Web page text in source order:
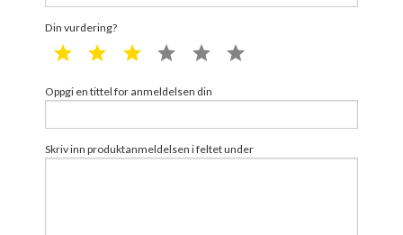
Din vurdering?
1 star 2 star 3 star 4 star 5 star
Oppgi en tittel for anmeldelsen din
Skriv inn produktanmeldelsen i feltet under